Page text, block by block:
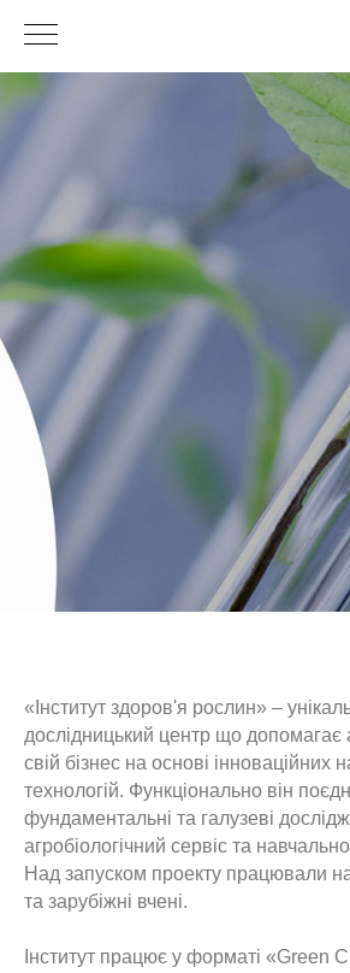
«Інститут здоров'я рослин» –
дослідницький центр що допомагає
свій бізнес на основі інноваційних
технологій. Функціонально він
фундаментальні та галузеві
агробіологічний сервіс та
Над запуском проекту працювали
та зарубіжні вчені.
Інститут працює у форматі «Green